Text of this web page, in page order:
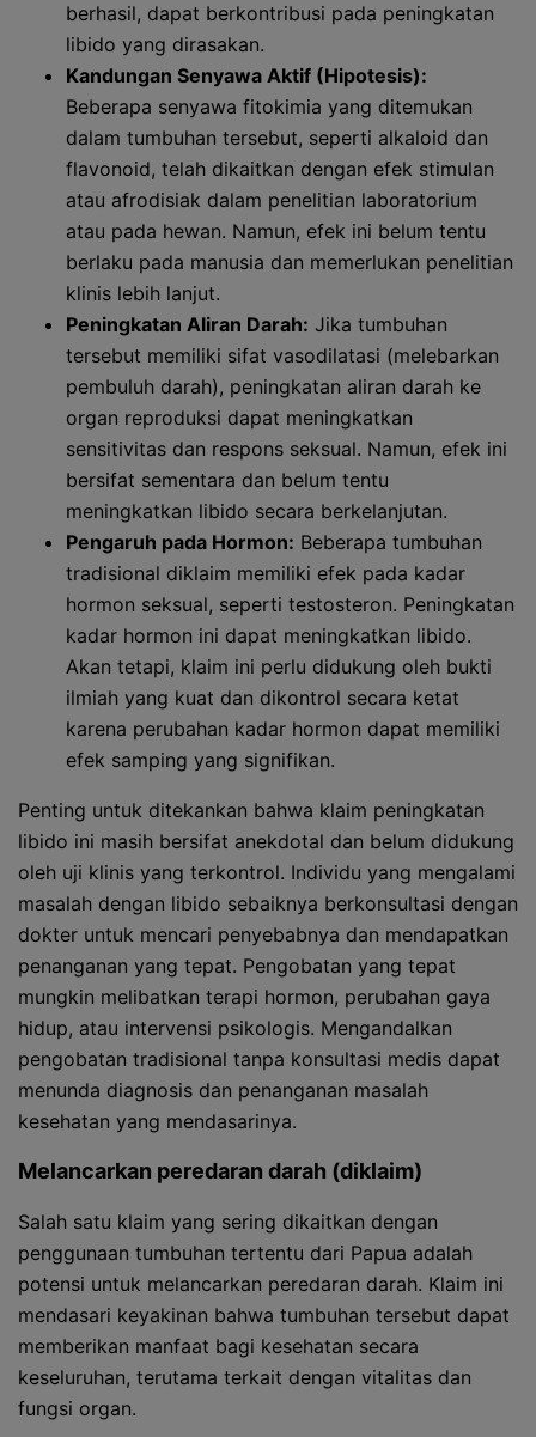
berhasil, dapat berkontribusi pada peningkatan
libido yang dirasakan.
Kandungan Senyawa Aktif (Hipotesis):
Beberapa senyawa fitokimia yang ditemukan
dalam tumbuhan tersebut, seperti alkaloid dan
flavonoid, telah dikaitkan dengan efek stimulan
atau afrodisiak dalam penelitian laboratorium
atau pada hewan. Namun, efek ini belum tentu
berlaku pada manusia dan memerlukan penelitian
klinis lebih lanjut.
Peningkatan Aliran Darah: Jika tumbuhan
tersebut memiliki sifat vasodilatasi (melebarkan
pembuluh darah), peningkatan aliran darah ke
organ reproduksi dapat meningkatkan
sensitivitas dan respons seksual. Namun, efek ini
bersifat sementara dan belum tentu
meningkatkan libido secara berkelanjutan.
Pengaruh pada Hormon: Beberapa tumbuhan
tradisional diklaim memiliki efek pada kadar
hormon seksual, seperti testosteron. Peningkatan
kadar hormon ini dapat meningkatkan libido.
Akan tetapi, klaim ini perlu didukung oleh bukti
ilmiah yang kuat dan dikontrol secara ketat
karena perubahan kadar hormon dapat memiliki
efek samping yang signifikan.
Penting untuk ditekankan bahwa klaim peningkatan
libido ini masih bersifat anekdotal dan belum didukung
oleh uji klinis yang terkontrol. Individu yang mengalami
masalah dengan libido sebaiknya berkonsultasi dengan
dokter untuk mencari penyebabnya dan mendapatkan
penanganan yang tepat. Pengobatan yang tepat
mungkin melibatkan terapi hormon, perubahan gaya
hidup, atau intervensi psikologis. Mengandalkan
pengobatan tradisional tanpa konsultasi medis dapat
menunda diagnosis dan penanganan masalah
kesehatan yang mendasarinya.
Melancarkan peredaran darah (diklaim)
Salah satu klaim yang sering dikaitkan dengan
penggunaan tumbuhan tertentu dari Papua adalah
potensi untuk melancarkan peredaran darah. Klaim ini
mendasari keyakinan bahwa tumbuhan tersebut dapat
memberikan manfaat bagi kesehatan secara
keseluruhan, terutama terkait dengan vitalitas dan
fungsi organ.